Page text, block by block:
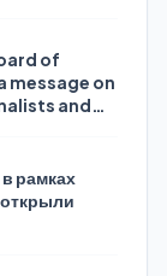
of
message on
and
рамках
открыли